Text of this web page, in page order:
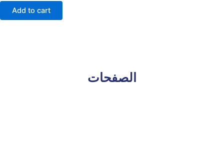
Add to cart
الصفحات